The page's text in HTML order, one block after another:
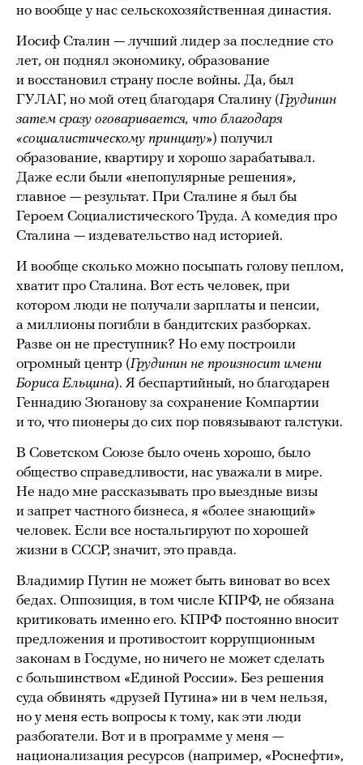
но вообще у нас сельскохозяйственная династия.
Иосиф Сталин — лучший лидер за последние сто
лет, он поднял экономику, образование
и восстановил страну после войны. Да, был
ГУЛАГ, но мой отец благодаря Сталину (Грудинин
затем сразу оговаривается, что благодаря
«социалистическому принципу») получил
образование, квартиру и хорошо зарабатывал.
Даже если были «непопулярные решения»,
главное — результат. При Сталине я был бы
Героем Социалистического Труда. А комедия про
Сталина — издевательство над историей.
И вообще сколько можно посыпать голову пеплом,
хватит про Сталина. Вот есть человек, при
котором люди не получали зарплаты и пенсии,
а миллионы погибли в бандитских разборках.
Разве он не преступник? Но ему построили
огромный центр (Грудинин не произносит имени
Бориса Ельцина). Я беспартийный, но благодарен
Геннадию Зюганову за сохранение Компартии
и то, что пионеры до сих пор повязывают галстуки.
В Советском Союзе было очень хорошо, было
общество справедливости, нас уважали в мире.
Не надо мне рассказывать про выездные визы
и запрет частного бизнеса, я «более знающий»
человек. Если все ностальгируют по хорошей
жизни в СССР, значит, это правда.
Владимир Путин не может быть виноват во всех
бедах. Оппозиция, в том числе КПРФ, не обязана
критиковать именно его. КПРФ постоянно вносит
предложения и противостоит коррупционным
законам в Госдуме, но ничего не может сделать
с большинством «Единой России». Без решения
суда обвинять «друзей Путина» ни в чем нельзя,
но у меня есть вопросы к тому, как эти люди
разбогатели. Вот и в программе у меня —
национализация ресурсов (например, «Роснефти»,